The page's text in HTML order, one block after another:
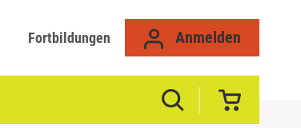
Fortbildungen Anmelden